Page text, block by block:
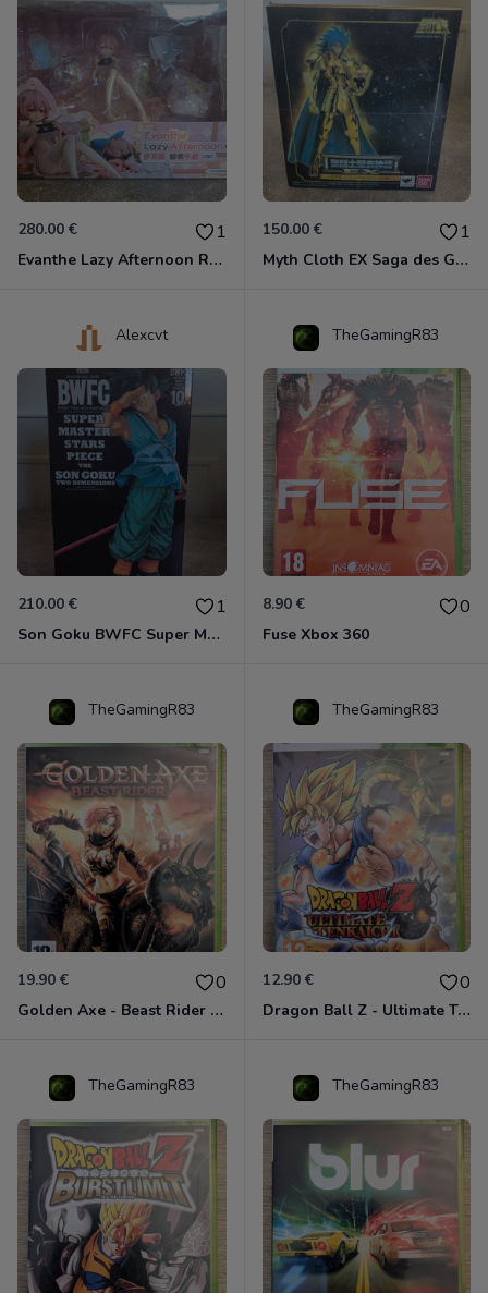
280.00 € 1
Evanthe Lazy Afternoon Red Pride of Eden
150.00 € 1
Myth Cloth EX Saga des Gémeaux
Alexcvt
210.00 € 1
Son Goku BWFC Super Master Stars
TheGamingR83
8.90 € 0
Fuse Xbox 360
TheGamingR83
19.90 € 0
Golden Axe - Beast Rider Xbox 360
TheGamingR83
12.90 € 0
Dragon Ball Z - Ultimate Tenkaichi Xbox 360
TheGamingR83 TheGamingR83